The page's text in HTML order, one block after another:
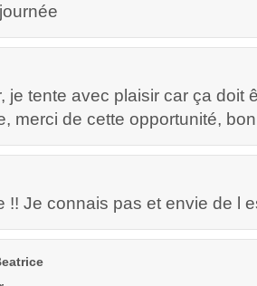
je tente avec plaisir car ça doit
merci de cette opportunité,
!! Je connais pas et envie de l